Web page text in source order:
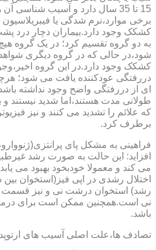
15 تا 35 سال دارد و آسیب
برخی موارد،نرم شدگی یا
کشکک وجود دارد.بیماران دچار درد
به دو گروه تقسیم کرد؛ در یک گروه
شود،در حالی که در گروه دیگری
کشکک وجود دارد.در این گروه
دررفتگی عودکننده یافت می شود؛
ای از دررفتگی واضح وجود نداشته
طولانی مدت هستند،اما شدید نیستند
که علائم را تشدید می کنند و نیز
برطرف کرد.
فراهینی به مشکل پای
افزاید: این حالت به صورت رشد
می کند و معمولا خودبخود بهبود می
اختلال رشدی در اپی فیز(استخوان
رشد) استخوان درشت نی و نیز قسمت
نی است.همچنین ممکن است برای
باشد.
تصادف ها،علت اصلی آسیب های